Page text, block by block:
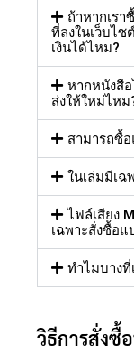
ถ้าหากเร
ที่ลงในเว็บไ
เงินได้ไหม?
หากหนังสื
ส่งให้ใหม่ไหม
สามารถซื้
ในเล่มมีเ
ไฟล์เสียง
เฉพาะสั่งซื้อ
ทำไมบางที่
วิธีการสั่งซื้